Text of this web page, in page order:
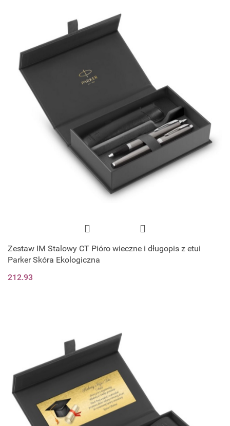
Zestaw IM Stalowy CT Pióro wieczne i długopis z etui
Parker Skóra Ekologiczna
212.93